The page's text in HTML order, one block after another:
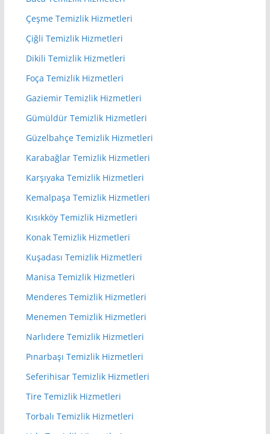
Çeşme Temizlik Hizmetleri
Çiğli Temizlik Hizmetleri
Dikili Temizlik Hizmetleri
Foça Temizlik Hizmetleri
Gaziemir Temizlik Hizmetleri
Gümüldür Temizlik Hizmetleri
Güzelbahçe Temizlik Hizmetleri
Karabağlar Temizlik Hizmetleri
Karşıyaka Temizlik Hizmetleri
Kemalpaşa Temizlik Hizmetleri
Kısıkköy Temizlik Hizmetleri
Konak Temizlik Hizmetleri
Kuşadası Temizlik Hizmetleri
Manisa Temizlik Hizmetleri
Menderes Temizlik Hizmetleri
Menemen Temizlik Hizmetleri
Narlıdere Temizlik Hizmetleri
Pınarbaşı Temizlik Hizmetleri
Seferihisar Temizlik Hizmetleri
Tire Temizlik Hizmetleri
Torbalı Temizlik Hizmetleri